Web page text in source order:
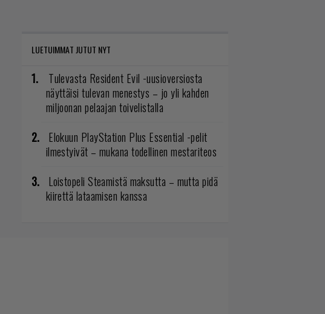
LUETUIMMAT JUTUT NYT
Tulevasta Resident Evil -uusioversiosta
näyttäisi tulevan menestys – jo yli kahden
miljoonan pelaajan toivelistalla
Elokuun PlayStation Plus Essential -pelit
ilmestyivät – mukana todellinen mestariteos
Loistopeli Steamistä maksutta – mutta pidä
kiirettä lataamisen kanssa